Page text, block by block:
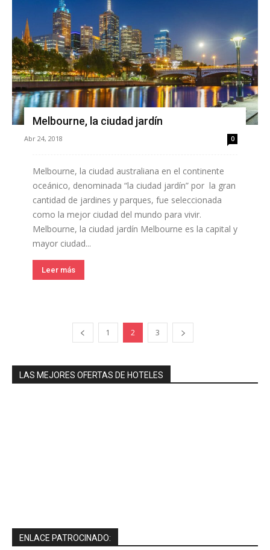
Melbourne, la ciudad jardín
Abr 24, 2018 0
Melbourne, la ciudad australiana en el continente
oceánico, denominada “la ciudad jardín” por la gran
cantidad de jardines y parques, fue seleccionada
como la mejor ciudad del mundo para vivir.
Melbourne, la ciudad jardín Melbourne es la capital y
mayor ciudad...
Leer más
1 2 3
LAS MEJORES OFERTAS DE HOTELES
ENLACE PATROCINADO: